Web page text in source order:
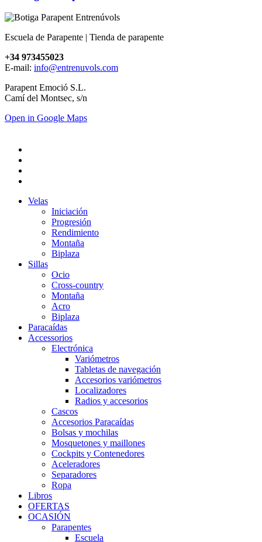
Escuela de Parapente | Tienda de parapente
+34 973455023
E-mail: info@entrenuvols.com
Parapent Emoció S.L.
Camí del Montsec, s/n
Open in Google Maps
Velas
Iniciación
Progresión
Rendimiento
Montaña
Biplaza
Sillas
Ocio
Cross-country
Montaña
Acro
Biplaza
Paracaídas
Accessorios
Electrónica
Variómetros
Tabletas de navegación
Accesorios variómetros
Localizadores
Radios y accesorios
Cascos
Accesorios Paracaídas
Bolsas y mochilas
Mosquetones y maillones
Cockpits y Contenedores
Aceleradores
Separadores
Ropa
Libros
OFERTAS
OCASIÓN
Parapentes
Escuela